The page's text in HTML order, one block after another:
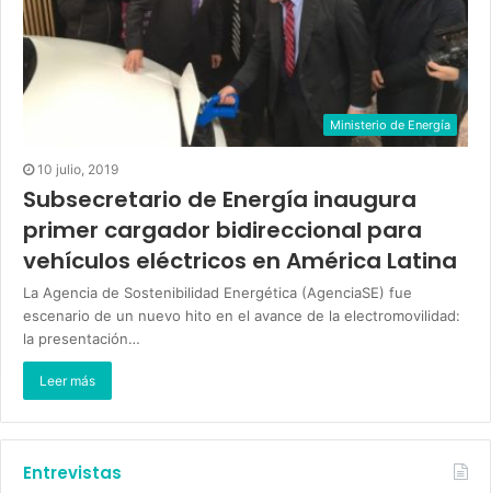
Ministerio de Energía
10 julio, 2019
Subsecretario de Energía inaugura
primer cargador bidireccional para
vehículos eléctricos en América Latina
La Agencia de Sostenibilidad Energética (AgenciaSE) fue
escenario de un nuevo hito en el avance de la electromovilidad:
la presentación…
Leer más
Entrevistas